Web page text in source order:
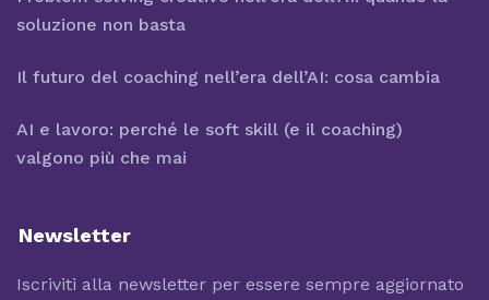
soluzione non basta
Il futuro del coaching nell’era dell’AI: cosa cambia
AI e lavoro: perché le soft skill (e il coaching)
valgono più che mai
Newsletter
Iscriviti alla newsletter per essere sempre aggiornato